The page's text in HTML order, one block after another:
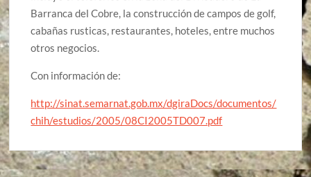
Barranca del Cobre, la construcción de campos de golf,
cabañas rusticas, restaurantes, hoteles, entre muchos
otros negocios.
Con información de:
http://sinat.semarnat.gob.mx/dgiraDocs/documentos/
chih/estudios/2005/08CI2005TD007.pdf